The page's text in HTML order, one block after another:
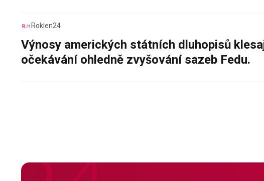
Roklen24
Výnosy amerických státních dluhopisů
očekávání ohledně zvyšování sazeb Fedu.